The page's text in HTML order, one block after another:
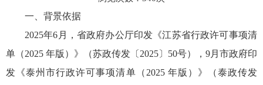
一、背景依据
2025年6月，省政府办公厅印发《江苏省行政许可事项清
单（2025 年版）》（苏政传发〔2025〕50号），9月市政府印
发《泰州市行政许可事项清单（2025 年版）》（泰政传发